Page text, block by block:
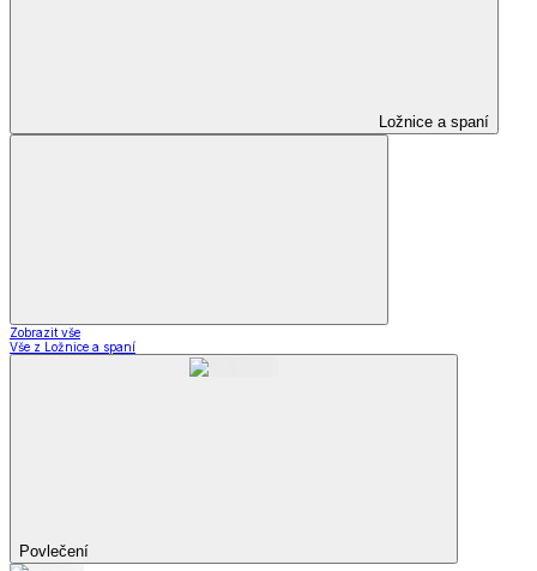
Ložnice a spaní
Zobrazit vše
Vše z Ložnice a spaní
Povlečení